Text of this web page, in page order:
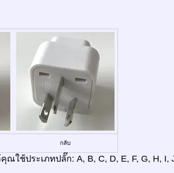
กลับ
ใช้ประเภทปลั๊ก: A, B, C, D, E, F, G, H, I,